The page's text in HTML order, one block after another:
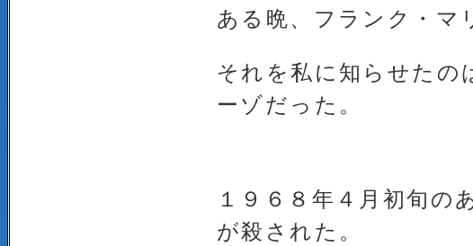
ある晩、フランク・マ
それを私に知らせたの
ーゾだった。
１９６８年４月初旬の
が殺された。